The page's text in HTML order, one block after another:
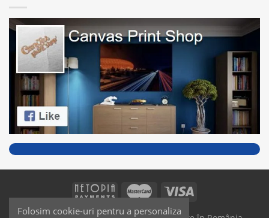
Folosim cookie-uri pentru a personaliza